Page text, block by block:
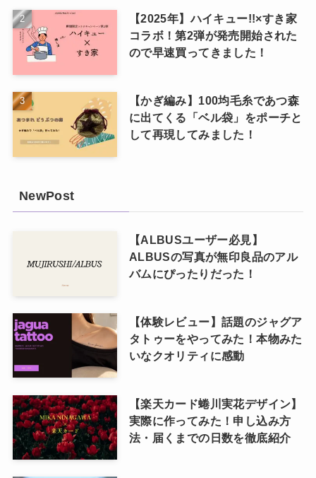
【2025年】ハイキュー!!×すき家
コラボ！第2弾が発売開始された
ので早速買ってきました！
【かぎ編み】100均毛糸であつ森
に出てくる「ベル袋」をポーチと
して再現してみました！
NewPost
【ALBUSユーザー必見】
ALBUSの写真が無印良品のアル
バムにぴったりだった！
【体験レビュー】話題のジャグア
タトゥーをやってみた！本物みた
いなクオリティに感動
【楽天カード蜷川実花デザイン】
実際に作ってみた！申し込み方
法・届くまでの日数を徹底紹介